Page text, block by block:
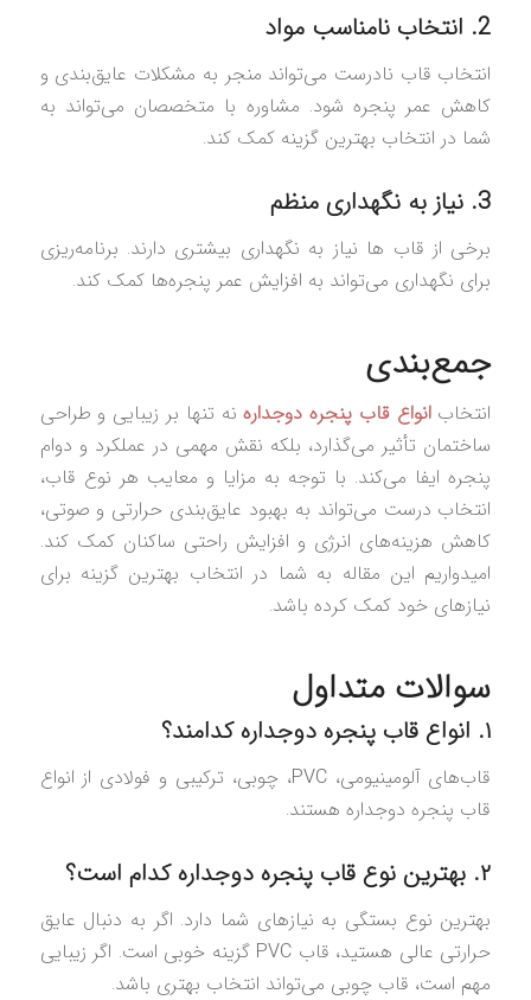
2. انتخاب نامناسب مواد
انتخاب قاب نادرست می‌تواند منجر به مشکلات عایق‌بندی و
کاهش عمر پنجره شود. مشاوره با متخصصان می‌تواند به
شما در انتخاب بهترین گزینه کمک کند.
3. نیاز به نگهداری منظم
برخی از قاب‌ ها نیاز به نگهداری بیشتری دارند. برنامه‌ریزی
برای نگهداری می‌تواند به افزایش عمر پنجره‌ها کمک کند.
جمع‌بندی
انتخابانواع قاب پنجره دوجدارهنه تنها بر زیبایی و طراحی
ساختمان تأثیر می‌گذارد، بلکه نقش مهمی در عملکرد و دوام
پنجره ایفا می‌کند. با توجه به مزایا و معایب هر نوع قاب،
انتخاب درست می‌تواند به بهبود عایق‌بندی حرارتی و صوتی،
کاهش هزینه‌های انرژی و افزایش راحتی ساکنان کمک کند.
امیدواریم این مقاله به شما در انتخاب بهترین گزینه برای
نیازهای خود کمک کرده باشد.
سوالات متداول
۱. انواع قاب پنجره دوجداره کدامند؟
قاب‌های آلومینیومی، PVC، چوبی، ترکیبی و فولادی از انواع
قاب پنجره دوجداره هستند.
۲. بهترین نوع قاب پنجره دوجداره کدام است؟
بهترین نوع بستگی به نیازهای شما دارد. اگر به دنبال عایق
حرارتی عالی هستید، قاب PVC گزینه خوبی است. اگر زیبایی
مهم است، قاب چوبی می‌تواند انتخاب بهتری باشد.